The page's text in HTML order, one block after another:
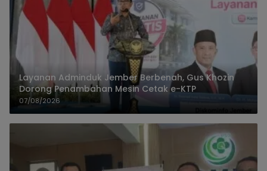
Layanan Adminduk Jember Berbenah, Gus Khozin
Dorong Penambahan Mesin Cetak e-KTP
07/08/2026